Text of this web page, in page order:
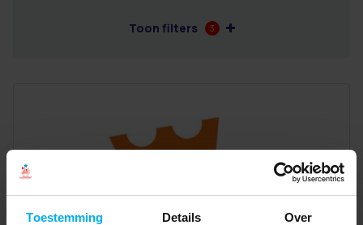
Toestemming Details Over
Toon filters 3